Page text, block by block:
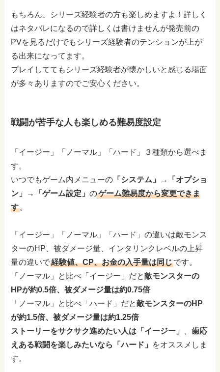
もちろん、シリーズ経験者の方も楽しめますよ！詳しく
はネタバレになるので詳しくは書けませんが発売前の
PVを見るだけでもシリーズ経験者のテンションが上が
る出来になってます。
プレイしててもシリーズ経験者が懐かしいと感じる場面
が多々ありますのでご安心ください。
戦闘が苦手な人も楽しめる難易度設定
「イージー」「ノーマル」「ハード」３種類から選べま
す。
いつでもゲーム内メニューの 「システム」→「オプショ
ン」→「ゲーム設定」のゲーム難易度から変更できま
す 。
「イージー」「ノーマル」「ハード」の違いは敵モンス
ターのHP、被ダメージ量、インタリンクレベルの上昇
量の違いで経験値、CP、お金の入手量は同じです。
「ノーマル」と比べ「イージー」だと敵モンスターの
HPが約0.5倍、被ダメージ量は約0.75倍
「ノーマル」と比べ「ハード」だと敵モンスターのHP
が約1.5倍、被ダメージ量は約1.25倍
ストーリーをサクサク進めたい人は「イージー」
、歯応
えある戦闘を楽しみたいなら「ハード」 をオススメしま
す。